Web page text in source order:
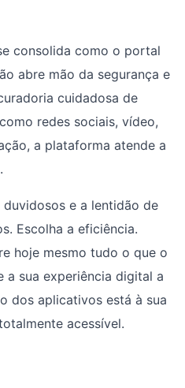
consolida como o portal
abre mão da segurança e
cuidadosa de
redes sociais, vídeo,
a plataforma atende a
e a lentidão de
Escolha a eficiência.
hoje mesmo tudo o que o
a sua experiência digital a
dos aplicativos está à sua
acessível.